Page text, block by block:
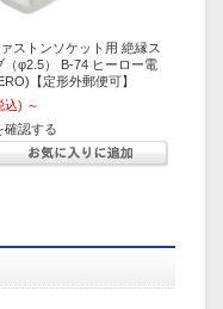
ストンソケット用 絶縁ス
（φ2.5） B-74 ヒーロー電
【定形外郵便可】
込) ～
確認する